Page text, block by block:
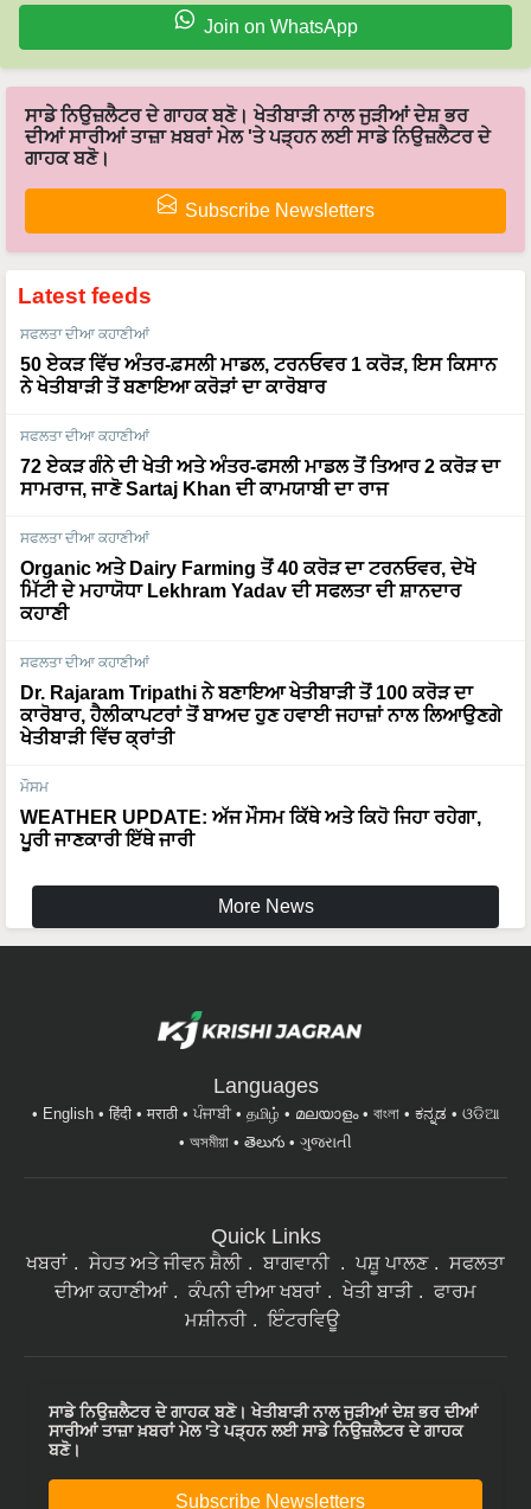
Join on WhatsApp
ਸਾਡੇ ਨਿਉਜ਼ਲੈਟਰ ਦੇ ਗਾਹਕ ਬਣੋ। ਖੇਤੀਬਾੜੀ ਨਾਲ ਜੁੜੀਆਂ ਦੇਸ਼ ਭਰ
ਦੀਆਂ ਸਾਰੀਆਂ ਤਾਜ਼ਾ ਖ਼ਬਰਾਂ ਮੇਲ 'ਤੇ ਪੜ੍ਹਨ ਲਈ ਸਾਡੇ ਨਿਉਜ਼ਲੈਟਰ ਦੇ
ਗਾਹਕ ਬਣੋ।
Subscribe Newsletters
Latest feeds
ਸਫਲਤਾ ਦੀਆ ਕਹਾਣੀਆਂ
50 ਏਕੜ ਵਿੱਚ ਅੰਤਰ-ਫ਼ਸਲੀ ਮਾਡਲ, ਟਰਨਓਵਰ 1 ਕਰੋੜ, ਇਸ ਕਿਸਾਨ
ਨੇ ਖੇਤੀਬਾੜੀ ਤੋਂ ਬਣਾਇਆ ਕਰੋੜਾਂ ਦਾ ਕਾਰੋਬਾਰ
ਸਫਲਤਾ ਦੀਆ ਕਹਾਣੀਆਂ
72 ਏਕੜ ਗੰਨੇ ਦੀ ਖੇਤੀ ਅਤੇ ਅੰਤਰ-ਫਸਲੀ ਮਾਡਲ ਤੋਂ ਤਿਆਰ 2 ਕਰੋੜ ਦਾ
ਸਾਮਰਾਜ, ਜਾਣੋ Sartaj Khan ਦੀ ਕਾਮਯਾਬੀ ਦਾ ਰਾਜ
ਸਫਲਤਾ ਦੀਆ ਕਹਾਣੀਆਂ
Organic ਅਤੇ Dairy Farming ਤੋਂ 40 ਕਰੋੜ ਦਾ ਟਰਨਓਵਰ, ਦੇਖੋ
ਮਿੱਟੀ ਦੇ ਮਹਾਯੋਧਾ Lekhram Yadav ਦੀ ਸਫਲਤਾ ਦੀ ਸ਼ਾਨਦਾਰ
ਕਹਾਣੀ
ਸਫਲਤਾ ਦੀਆ ਕਹਾਣੀਆਂ
Dr. Rajaram Tripathi ਨੇ ਬਣਾਇਆ ਖੇਤੀਬਾੜੀ ਤੋਂ 100 ਕਰੋੜ ਦਾ
ਕਾਰੋਬਾਰ, ਹੈਲੀਕਾਪਟਰਾਂ ਤੋਂ ਬਾਅਦ ਹੁਣ ਹਵਾਈ ਜਹਾਜ਼ਾਂ ਨਾਲ ਲਿਆਉਣਗੇ
ਖੇਤੀਬਾੜੀ ਵਿੱਚ ਕ੍ਰਾਂਤੀ
ਮੌਸਮ
WEATHER UPDATE: ਅੱਜ ਮੌਸਮ ਕਿੱਥੇ ਅਤੇ ਕਿਹੋ ਜਿਹਾ ਰਹੇਗਾ,
ਪੂਰੀ ਜਾਣਕਾਰੀ ਇੱਥੇ ਜਾਰੀ
More News
Languages
English हिंदी मराठी ਪੰਜਾਬੀ தமிழ் മലയാളം বাংলা ಕನ್ನಡ
ଓଡିଆ
অসমীয়া
తెలుగు ગુજરાતી
Quick Links
ਖਬਰਾਂ ਸੇਹਤ ਅਤੇ ਜੀਵਨ ਸ਼ੈਲੀ ਬਾਗਵਾਨੀ ਪਸ਼ੂ ਪਾਲਣ
ਸਫਲਤਾ
ਦੀਆ ਕਹਾਣੀਆਂ
ਕੰਪਨੀ ਦੀਆ ਖਬਰਾਂ ਖੇਤੀ ਬਾੜੀ
ਫਾਰਮ
ਮਸ਼ੀਨਰੀ
ਇੰਟਰਵਿਊ
ਸਾਡੇ ਨਿਉਜ਼ਲੈਟਰ ਦੇ ਗਾਹਕ ਬਣੋ। ਖੇਤੀਬਾੜੀ ਨਾਲ ਜੁੜੀਆਂ ਦੇਸ਼ ਭਰ ਦੀਆਂ
ਸਾਰੀਆਂ ਤਾਜ਼ਾ ਖ਼ਬਰਾਂ ਮੇਲ 'ਤੇ ਪੜ੍ਹਨ ਲਈ ਸਾਡੇ ਨਿਉਜ਼ਲੈਟਰ ਦੇ ਗਾਹਕ
ਬਣੋ।
Subscribe Newsletters